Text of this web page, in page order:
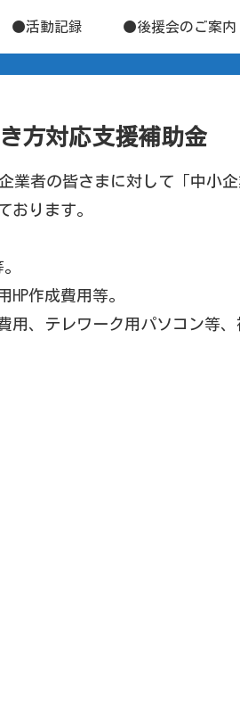
●活動記録 ●後援会のご案内
方対応支援補助金
業者の皆さまに対して「中小
おります。
作成費用等。
用、テレワーク用パソコン等、